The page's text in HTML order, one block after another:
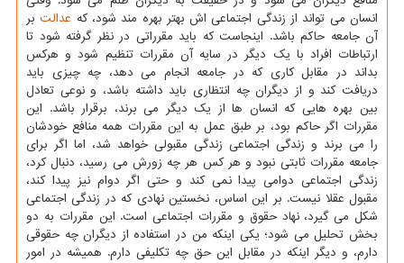
انسان می تواند از زندگی اجتماعی اش بهتر بهره مند شود، که عدالتبر
آن جامعه حاکم باشد. اینجاست که باید مقرراتی در نظر گرفته شود تا
ارتباطات افراد با یک دیگر در سایه آن مقررات تنظیم شود و هرکس
بداند در مقابل کاری که در جامعه انجام می دهد، چه چیزی باید
دریافت کند و از دیگران چه انتظاری باید داشته باشد، و نوعی تعادل
بین بهره هایی که انسان ها از یک دیگر می برند، برقرار باشد. این
مقررات اگر حاکم بود، بر طبق عمل به این مقررات همه منافع خودشان
را می برند و زندگی اجتماعی زندگی مقبولی خواهد شد، اما اگر برای
جامعه مقررات ثابتی نبود و هر کس هر چه زورش می رسید، دنبال کرد،
زندگی اجتماعی دوامی پیدا نمی کند و حتی اگر دوام نیز پیدا کند،
مقبول عقلا نیست. بر این اساس، نخستین نهادی که در زندگی اجتماعی
شکل می گیرد، نهاد حقوق و مقررات اجتماعی است. این مقررات به دو
بخش تحلیل می شود؛ یکی اینکه من در استفاده از دیگران چه حقوقی
دارم، و دیگر اینکه در مقابل این حق چه تکلیفی دارم. همیشه در امور